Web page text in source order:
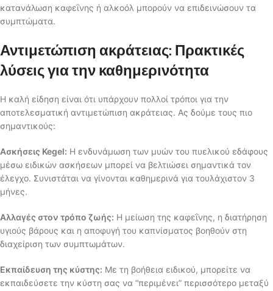
κατανάλωση καφεΐνης ή αλκοόλ μπορούν να επιδεινώσουν τα
συμπτώματα.
Αντιμετώπιση ακράτειας: Πρακτικές
λύσεις για την καθημερινότητα
Η καλή είδηση είναι ότι υπάρχουν πολλοί τρόποι για την
αποτελεσματική αντιμετώπιση ακράτειας. Ας δούμε τους πιο
σημαντικούς:
Ασκήσεις Kegel: Η ενδυνάμωση των μυών του πυελικού εδάφους
μέσω ειδικών ασκήσεων μπορεί να βελτιώσει σημαντικά τον
έλεγχο. Συνιστάται να γίνονται καθημερινά για τουλάχιστον 3
μήνες.
Αλλαγές στον τρόπο ζωής: Η μείωση της καφεΐνης, η διατήρηση
υγιούς βάρους και η αποφυγή του καπνίσματος βοηθούν στη
διαχείριση των συμπτωμάτων.
Εκπαίδευση της κύστης: Με τη βοήθεια ειδικού, μπορείτε να
εκπαιδεύσετε την κύστη σας να “περιμένει” περισσότερο μεταξύ